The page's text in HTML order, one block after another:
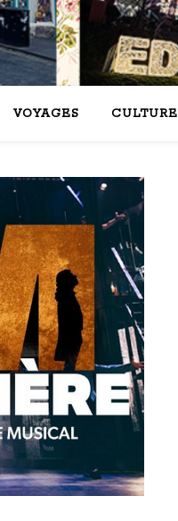
VOYAGES CULTURE